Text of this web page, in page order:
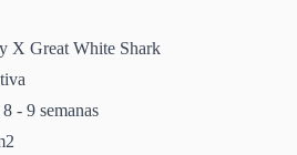
X Great White Shark
- 9 semanas